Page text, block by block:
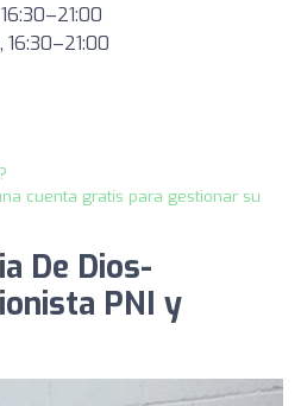
cuenta gratis para gestionar su
De Dios-
PNI y